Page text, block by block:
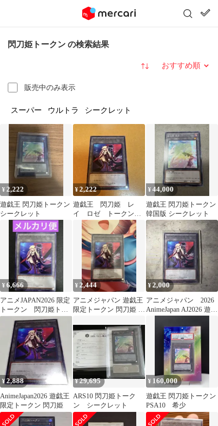
閃刀姫トークン の検索結果
販売中のみ表示
並び替え
スーパー ウルトラ シークレット
¥ 2,222
遊戯王 閃刀姫トークン
シークレット
¥2,222
遊戯王 閃刀姫 レ
イ ロゼ トークン
クロニクル ycsj
¥44,000
遊戯王 閃刀姫トークン
韓国版 シークレット
¥6,666
アニメJAPAN2026 限定
トークン 閃刀姫トー
クン
¥ 2,444
アニメジャパン 遊戯王
限定トークン 閃刀姫 レ
¥2,000
アニメジャパン 2026
AnimeJapan AJ2026 遊戯
¥2,888
AnimeJapan2026 遊戯王
限定トークン 閃刀姫
¥29,695
ARS10 閃刀姫トーク
ン シークレット
¥ 160,000
遊戯王 閃刀姫トークン
PSA10 希少